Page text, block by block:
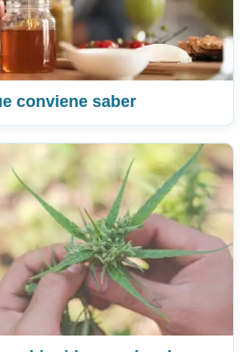
conviene saber